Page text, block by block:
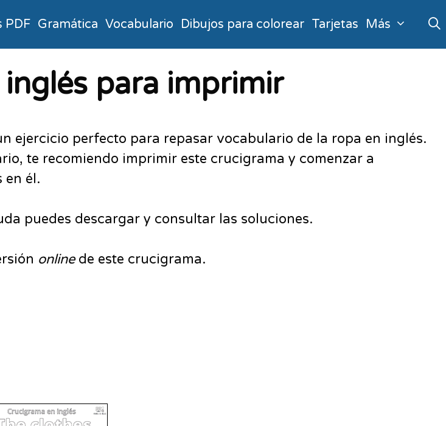
PDF Gramática Vocabulario Dibujos para colorear Tarjetas Más
para imprimir
ejercicio perfecto para repasar vocabulario de la ropa en inglés.
te recomiendo imprimir este crucigrama y comenzar a
en él.
puedes descargar y consultar las soluciones.
onlinede este crucigrama.